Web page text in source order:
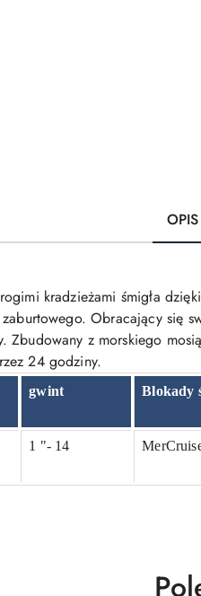
OPIS
kradzieżami śmigła
Obracający się
Zbudowany z morskiego
24 godziny.
gwint Blokady
1 "- 14